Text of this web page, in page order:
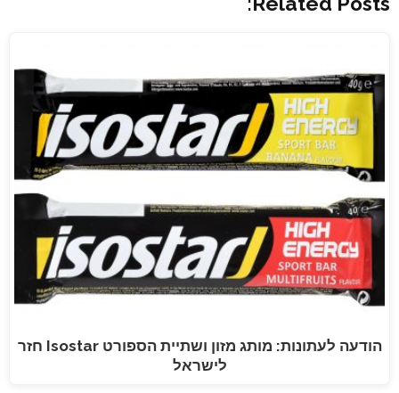
הודעה לעתונות: מותג מזון ושתיית הספורט Isostar חזר
לישראל